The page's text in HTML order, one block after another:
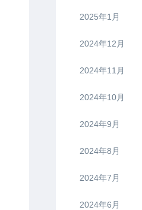
2025年1月
2024年12月
2024年11月
2024年10月
2024年9月
2024年8月
2024年7月
2024年6月